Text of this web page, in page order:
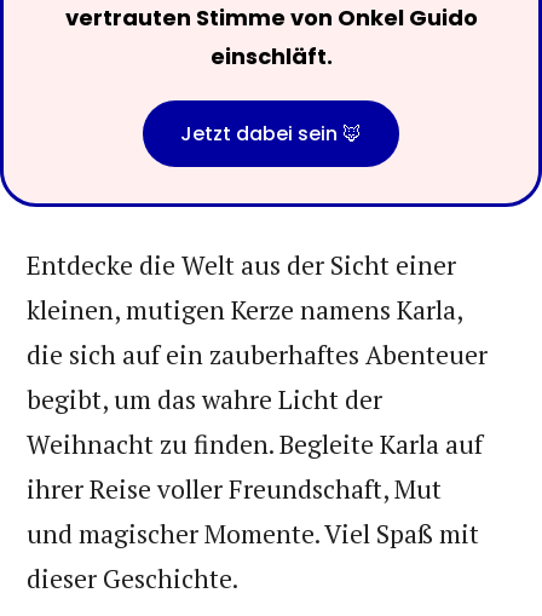
vertrauten Stimme von Onkel Guido
einschläft.
Jetzt dabei sein 🦊
Entdecke die Welt aus der Sicht einer
kleinen, mutigen Kerze namens Karla,
die sich auf ein zauberhaftes Abenteuer
begibt, um das wahre Licht der
Weihnacht zu finden. Begleite Karla auf
ihrer Reise voller Freundschaft, Mut
und magischer Momente. Viel Spaß mit
dieser Geschichte.